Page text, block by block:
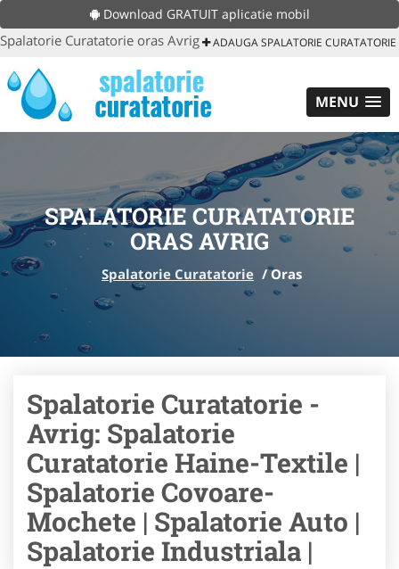
Download GRATUIT aplicatie mobil
Spalatorie Curatatorie oras Avrig ADAUGA SPALATORIE CURATATORIE
MENU
SPALATORIE CURATATORIE
ORAS AVRIG
Spalatorie Curatatorie /Oras
Spalatorie Curatatorie -
Avrig: Spalatorie
Curatatorie Haine-Textile |
Spalatorie Covoare-
Mochete | Spalatorie Auto |
Spalatorie Industriala |